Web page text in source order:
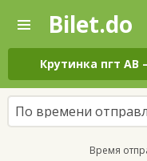
—
Поиск
и
покупка
билетов
на
автобус
онлайн
Bilet.do
Крутинка пгт АВ –
По времени
Время